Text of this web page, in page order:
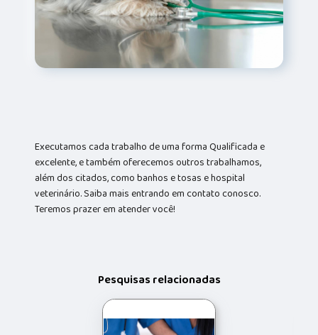
Executamos cada trabalho de uma forma Qualificada e
excelente, e também oferecemos outros trabalhamos,
além dos citados, como banhos e tosas e hospital
veterinário. Saiba mais entrando em contato conosco.
Teremos prazer em atender você!
Pesquisas relacionadas